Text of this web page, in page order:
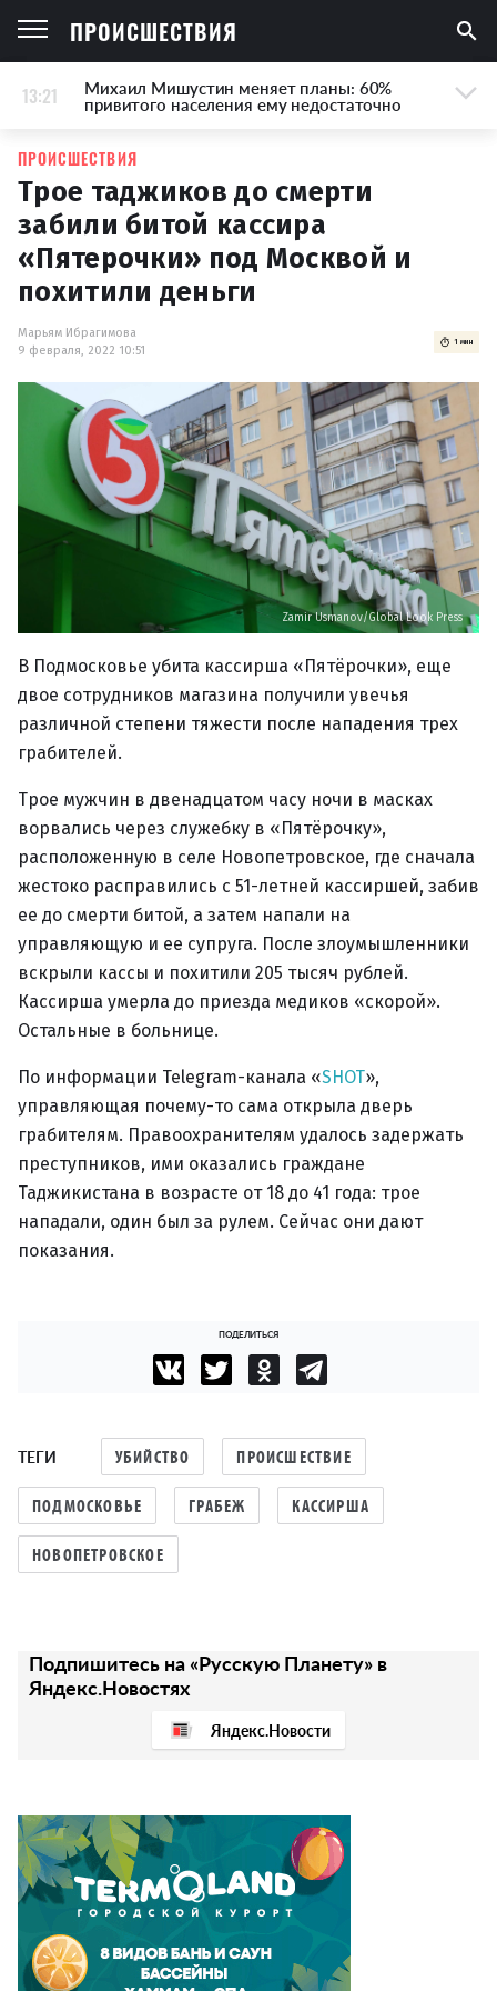
ПРОИСШЕСТВИЯ
13:21 Михаил Мишустин меняет планы: 60%
привитого населения ему недостаточно
ПРОИСШЕСТВИЯ
Трое таджиков до смерти
забили битой кассира
«Пятерочки» под Москвой и
похитили деньги
Марьям Ибрагимова
9 февраля, 2022 10:51
1 мин
Zamir Usmanov/Global Look Press
В Подмосковье убита кассирша «Пятёрочки», еще
двое сотрудников магазина получили увечья
различной степени тяжести после нападения трех
грабителей.
Трое мужчин в двенадцатом часу ночи в масках
ворвались через служебку в «Пятёрочку»,
расположенную в селе Новопетровское, где сначала
жестоко расправились с 51-летней кассиршей, забив
ее до смерти битой, а затем напали на
управляющую и ее супруга. После злоумышленники
вскрыли кассы и похитили 205 тысяч рублей.
Кассирша умерла до приезда медиков «скорой».
Остальные в больнице.
По информации Telegram-канала «SHOT»,
управляющая почему-то сама открыла дверь
грабителям. Правоохранителям удалось задержать
преступников, ими оказались граждане
Таджикистана в возрасте от 18 до 41 года: трое
нападали, один был за рулем. Сейчас они дают
показания.
ПОДЕЛИТЬСЯ
ТЕГИ УБИЙСТВО ПРОИСШЕСТВИЕ
ПОДМОСКОВЬЕ ГРАБЕЖ КАССИРША
НОВОПЕТРОВСКОЕ
Подпишитесь на «Русскую Планету» в
Яндекс.Новостях
Яндекс.Новости